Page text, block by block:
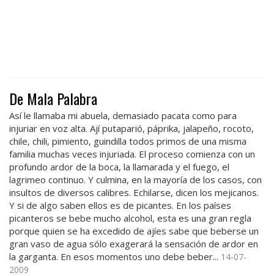
De Mala Palabra
Así le llamaba mi abuela, demasiado pacata como para
injuriar en voz alta. Ají putaparió, páprika, jalapeño, rocoto,
chile, chili, pimiento, guindilla todos primos de una misma
familia muchas veces injuriada. El proceso comienza con un
profundo ardor de la boca, la llamarada y el fuego, el
lagrimeo continuo. Y culmina, en la mayoría de los casos, con
insultos de diversos calibres. Echilarse, dicen los mejicanos.
Y si de algo saben ellos es de picantes. En los países
picanteros se bebe mucho alcohol, esta es una gran regla
porque quien se ha excedido de ajíes sabe que beberse un
gran vaso de agua sólo exagerará la sensación de ardor en
la garganta. En esos momentos uno debe beber... 14-07-
2009